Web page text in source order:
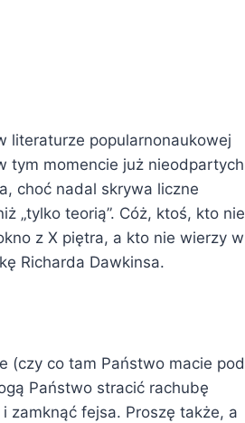
literaturze popularnonaukowej
tym momencie już nieodpartych
choć nadal skrywa liczne
„tylko teorią”. Cóż, ktoś, kto nie
z X piętra, a kto nie wierzy w
Richarda Dawkinsa.
(czy co tam Państwo macie pod
Państwo stracić rachubę
zamknąć fejsa. Proszę także, a